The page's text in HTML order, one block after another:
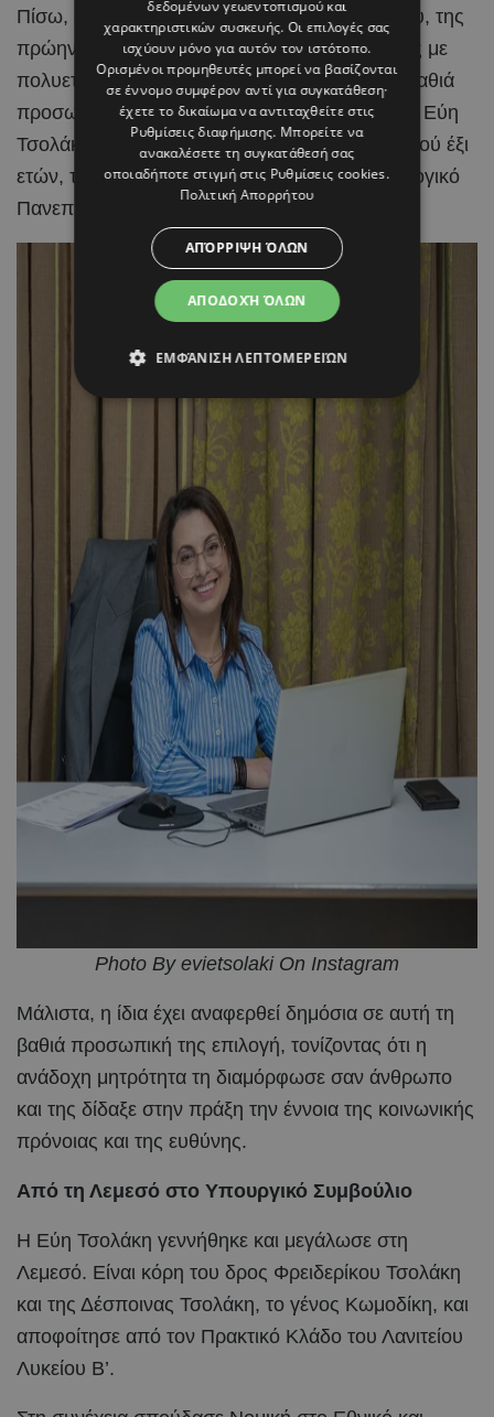
Πίσω, όμως, από το βιογραφικό της δικηγόρου, της
πρώην δημοτικής συμβούλου και της γυναίκας με
πολυετή πολιτική παρουσία, υπάρχει και μια βαθιά
προσωπική ιστορία κοινωνικής προσφοράς, η Εύη
Τσολάκη υπήρξε ανάδοχη μητέρα ενός κοριτσιού έξι
ετών, το οποίο σήμερα σπουδάζει στο Τεχνολογικό
Πανεπιστήμιο Κύπρου.
Photo By evietsolaki On Instagram
Μάλιστα, η ίδια έχει αναφερθεί δημόσια σε αυτή τη
βαθιά προσωπική της επιλογή, τονίζοντας ότι η
ανάδοχη μητρότητα τη διαμόρφωσε σαν άνθρωπο
και της δίδαξε στην πράξη την έννοια της κοινωνικής
πρόνοιας και της ευθύνης.
Από τη Λεμεσό στο Υπουργικό Συμβούλιο
Η Εύη Τσολάκη γεννήθηκε και μεγάλωσε στη
Λεμεσό. Είναι κόρη του δρος Φρειδερίκου Τσολάκη
και της Δέσποινας Τσολάκη, το γένος Κωμοδίκη, και
αποφοίτησε από τον Πρακτικό Κλάδο του Λανιτείου
Λυκείου Β’.
δεδομένων γεωεντοπισμού και
χαρακτηριστικών συσκευής. Οι επιλογές σας
ισχύουν μόνο για αυτόν τον ιστότοπο.
Ορισμένοι προμηθευτές μπορεί να βασίζονται
σε έννομο συμφέρον αντί για συγκατάθεση·
έχετε το δικαίωμα να αντιταχθείτε στις
Ρυθμίσεις διαφήμισης. Μπορείτε να
ανακαλέσετε τη συγκατάθεσή σας
οποιαδήποτε στιγμή στις Ρυθμίσεις cookies.
Πολιτική Απορρήτου
ΑΠΟΔΟΧΉ ΌΛΩΝ
ΑΠΌΡΡΙΨΗ ΌΛΩΝ
ΕΜΦΆΝΙΣΗ ΛΕΠΤΟΜΕΡΕΙΏΝ